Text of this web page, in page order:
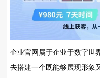
企业官网属于企业于数字世
去搭建一个既能够展现形象